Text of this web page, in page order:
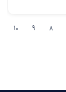
8
9
10